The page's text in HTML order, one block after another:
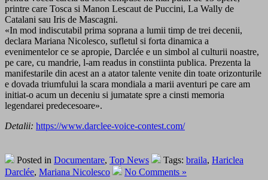
printre care Tosca si Manon Lescaut de Puccini, La Wally de
Catalani sau Iris de Mascagni.
«In mod indiscutabil prima soprana a lumii timp de trei decenii,
declara Mariana Nicolesco, sufletul si forta dinamica a
evenimentelor ce se apropie, Darclée e un simbol al culturii noastre,
pe care, cu mandrie, l-am readus in constiinta publica. Prezenta la
manifestarile din acest an a atator talente venite din toate orizonturile
e dovada triumfului la scara mondiala a marii aventuri pe care am
initiat-o acum un deceniu si jumatate spre a cinsti memoria
legendarei predecesoare».
Detalii: https://www.darclee-voice-contest.com/
Posted in Documentare, Top News Tags: braila, Hariclea
Darclée, Mariana Nicolesco No Comments »